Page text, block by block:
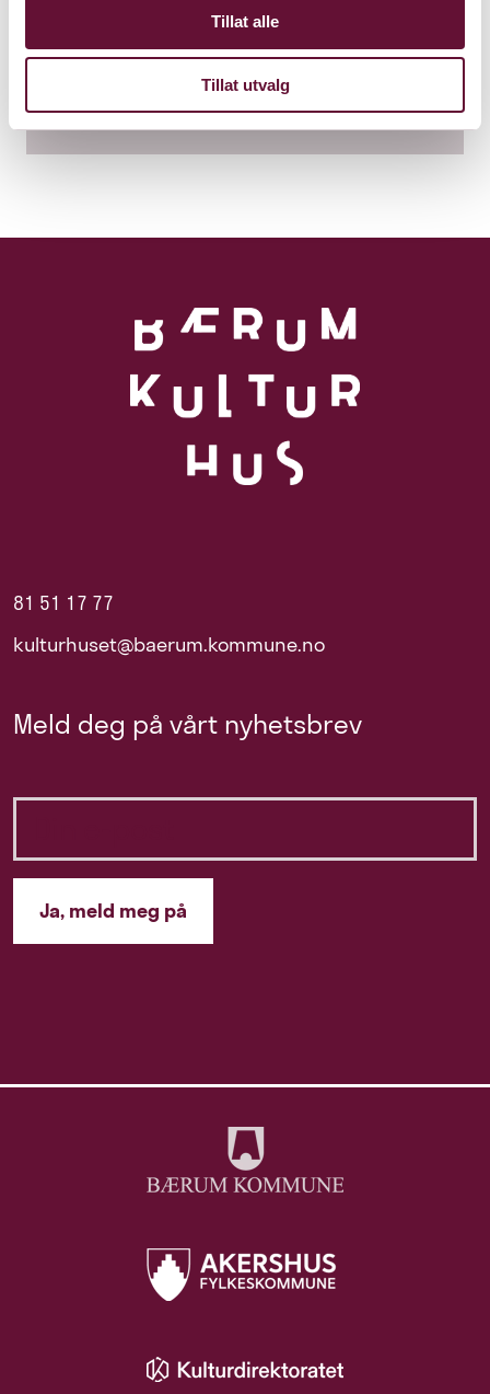
Tillat alle
Tillat utvalg
Franzefossveien 18, 1336 Sandvika
81 51 17 77
kulturhuset@baerum.kommune.no
Meld deg på vårt nyhetsbrev